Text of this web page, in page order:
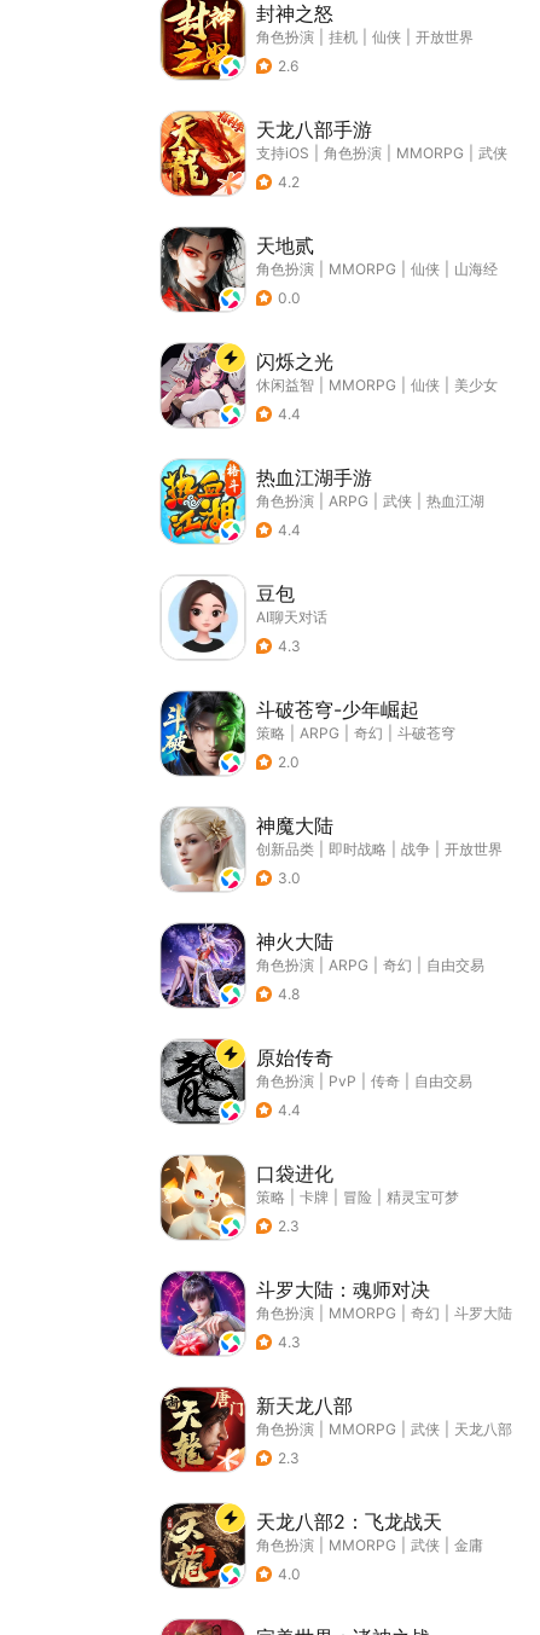
封神之怒
角色扮演 挂机 仙侠
开放世界
2.6
天龙八部手游
支持iOS 角色扮演 MMORPG
武侠
4.2
天地贰
角色扮演 MMORPG 仙侠
山海经
0.0
闪烁之光
休闲益智 MMORPG 仙侠
美少女
4.4
热血江湖手游
角色扮演 ARPG 武侠
热血江湖
4.4
豆包
AI聊天对话
4.3
斗破苍穹-少年崛起
策略 ARPG 奇幻
斗破苍穹
2.0
神魔大陆
创新品类 即时战略 战争
开放世界
3.0
神火大陆
角色扮演 ARPG 奇幻
自由交易
4.8
原始传奇
角色扮演 PvP 传奇
自由交易
4.4
口袋进化
策略 卡牌 冒险
精灵宝可梦
2.3
斗罗大陆：魂师对决
角色扮演 MMORPG 奇幻
斗罗大陆
4.3
新天龙八部
角色扮演 MMORPG 武侠
天龙八部
2.3
天龙八部2：飞龙战天
角色扮演 MMORPG 武侠
金庸
4.0